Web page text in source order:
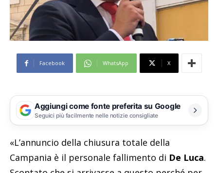
Facebook WhatsApp X
Aggiungi come fonte preferita su Google
Seguici più facilmente nelle notizie consigliate
«L’annuncio della chiusura totale della
Campania è il personale fallimento di De Luca.